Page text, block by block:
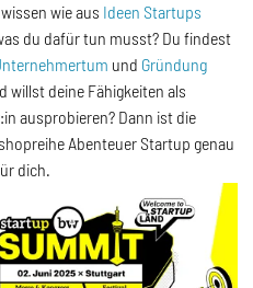
wie aus Ideen Startups
du dafür tun musst? Du findest
und Gründung
willst deine Fähigkeiten als
ausprobieren? Dann ist die
Abenteuer Startup genau
dich.